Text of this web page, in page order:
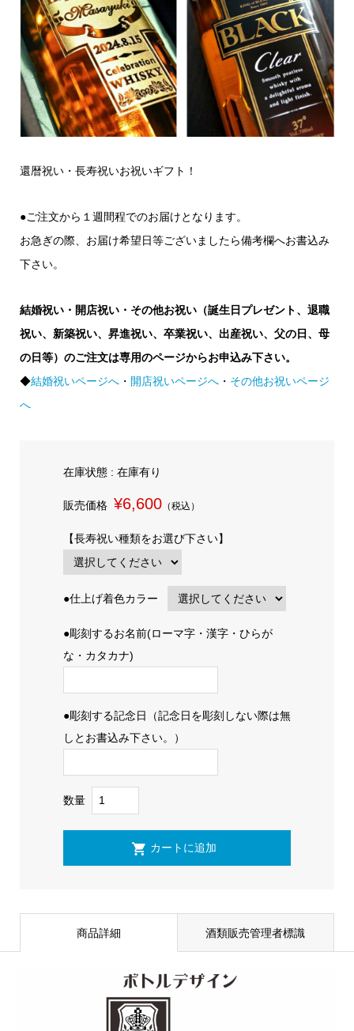
還暦祝い・長寿祝いお祝いギフト！
●ご注文から１週間程でのお届けとなります。
お急ぎの際、お届け希望日等ございましたら備考欄へお書込み
下さい。
結婚祝い・開店祝い・その他お祝い（誕生日プレゼント、退職
祝い、新築祝い、昇進祝い、卒業祝い、出産祝い、父の日、母
の日等）のご注文は専用のページからお申込み下さい。
◆結婚祝いページへ・ 開店祝いページへ・ その他お祝いページ
へ
在庫状態 : 在庫有り
販売価格 ¥6,600（税込）
【長寿祝い種類をお選び下さい】
●仕上げ着色カラー
●彫刻するお名前(ローマ字・漢字・ひらが
な・カタカナ)
●彫刻する記念日（記念日を彫刻しない際は無
しとお書込み下さい。）
数量
商品詳細 酒類販売管理者標識